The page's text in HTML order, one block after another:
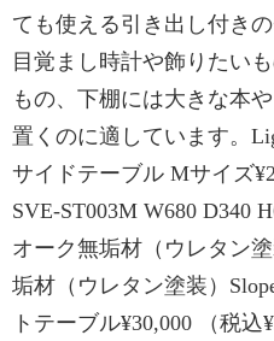
ても使える引き出し付き
目覚まし時計や飾りたい
もの、下棚には大きな本
置くのに適しています。
サイドテーブル Mサイズ
SVE-ST003M W680 D340
オーク無垢材（ウレタン
垢材（ウレタン塗装）
トテーブル¥30,000 （税込